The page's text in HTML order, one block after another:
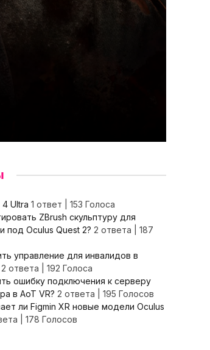
Ultra 1 ответ
153 Голоса
ZBrush скульптуру для
под Oculus Quest 2? 2 ответа
187
управление для инвалидов в
2 ответа
192 Голоса
ошибку подключения к серверу
в AoT VR? 2 ответа
195 Голосов
ли Figmin XR новые модели Oculus
178 Голосов